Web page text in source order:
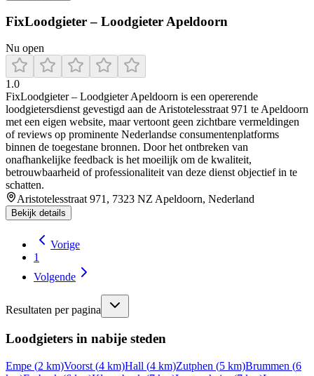
FixLoodgieter – Loodgieter Apeldoorn
Nu open
1.0
FixLoodgieter – Loodgieter Apeldoorn is een opererende
loodgietersdienst gevestigd aan de Aristotelesstraat 971 te Apeldoorn
met een eigen website, maar vertoont geen zichtbare vermeldingen
of reviews op prominente Nederlandse consumentenplatforms
binnen de toegestane bronnen. Door het ontbreken van
onafhankelijke feedback is het moeilijk om de kwaliteit,
betrouwbaarheid of professionaliteit van deze dienst objectief in te
schatten.
Aristotelesstraat 971, 7323 NZ Apeldoorn, Nederland
Bekijk details
Vorige
1
Volgende
Resultaten per pagina
Loodgieters in nabije steden
Empe (2 km)Voorst (4 km)Hall (4 km)Zutphen (5 km)Brummen (6